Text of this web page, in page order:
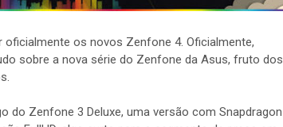
os novos Zenfone 4. Oficialmente,
sobre a nova série do Zenfone da Asus, fruto dos
do Zenfone 3 Deluxe, uma versão com Snapdragon